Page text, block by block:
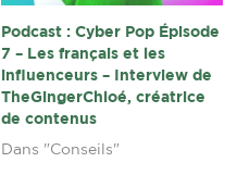
Podcast : Cyber Pop Épisode
7 – Les français et les
influenceurs – Interview de
TheGingerChloé, créatrice
de contenus
Dans "Conseils"